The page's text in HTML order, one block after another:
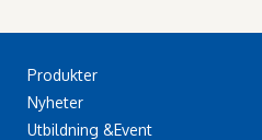
Produkter
Nyheter
Utbildning &Event